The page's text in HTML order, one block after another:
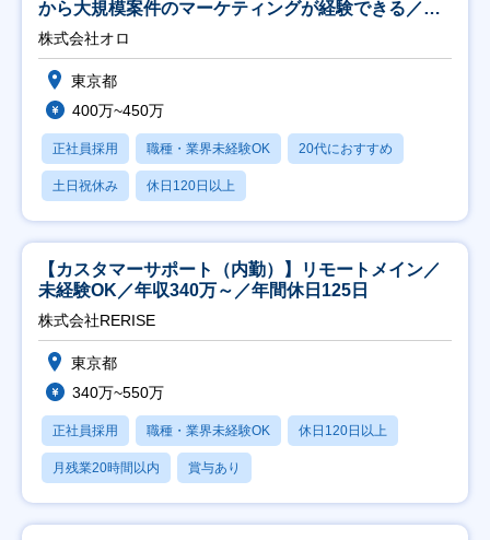
から大規模案件のマーケティングが経験できる／研
修充実】
株式会社オロ
東京都
400万~450万
正社員採用 職種・業界未経験OK 20代におすすめ
土日祝休み 休日120日以上
【カスタマーサポート（内勤）】リモートメイン／
未経験OK／年収340万～／年間休日125日
株式会社RERISE
東京都
340万~550万
正社員採用 職種・業界未経験OK 休日120日以上
月残業20時間以内 賞与あり